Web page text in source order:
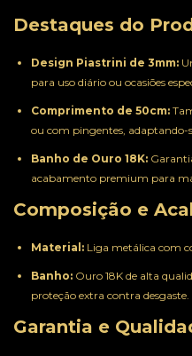
Destaques do
Design Piastrini de 3mm:
para uso diário ou ocasiões
Comprimento de 50cm:
ou com pingentes, adaptando-
Banho de Ouro 18K:
acabamento premium para
Composição e
Material: Liga metálica com
Banho: Ouro 18K de alta
proteção extra contra desgaste.
Garantia e